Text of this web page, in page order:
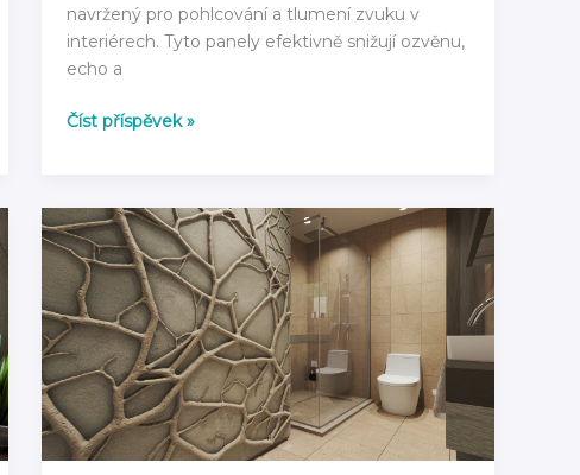
navržený pro pohlcování a tlumení zvuku v
interiérech. Tyto panely efektivně snižují ozvěnu,
echo a
Co
a
jak
tlumí
zvuk
|
Kompletní
průvodce
2026
Číst příspěvek »